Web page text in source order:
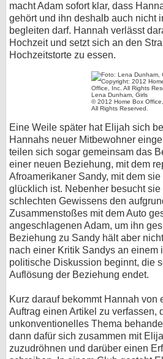
macht Adam sofort klar, dass
gehört und ihn deshalb auch nicht
begleiten darf. Hannah verlässt
Hochzeit und setzt sich an den
Hochzeitstorte zu essen.
Lena Dunham, Girls
© 2012 Home Box
All Rights Reserved.
Eine Weile später hat Elijah sich
Hannahs neuer Mitbewohner
teilen sich sogar gemeinsam das
einer neuen Beziehung, mit dem
Afroamerikaner Sandy, mit dem
glücklich ist. Nebenher besucht
schlechten Gewissens den
Zusammenstoßes mit dem Auto
angeschlagenen Adam, um ihn
Beziehung zu Sandy hält aber
nach einer Kritik Sandys an einem
politische Diskussion beginnt, die
Auflösung der Beziehung endet.
Kurz darauf bekommt Hannah von
Auftrag einen Artikel zu verfassen,
unkonventionelles Thema
dann dafür sich zusammen mit
zuzudröhnen und darüber einen